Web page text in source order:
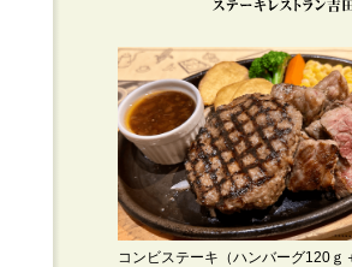
コンビステーキ（ハンバーグ120ｇ